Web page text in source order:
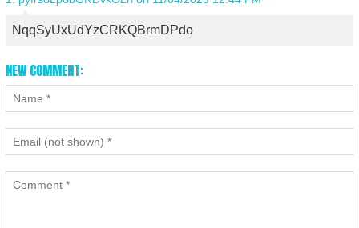
NqqSyUxUdYzCRKQBrmDPdo
NEW COMMENT: